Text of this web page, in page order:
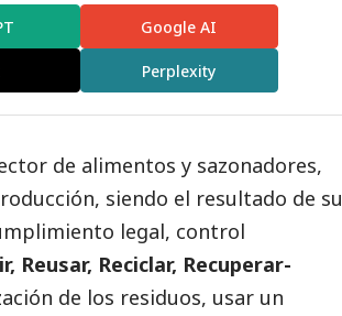
Google AI
Perplexity
de alimentos y sazonadores,
siendo el resultado de su
legal, control
Reusar, Reciclar, Recuperar-
de los residuos, usar un